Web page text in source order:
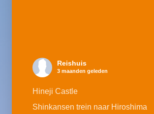
Reishuis
3 maanden geleden
Hineji Castle
Shinkansen trein naar Hiroshima